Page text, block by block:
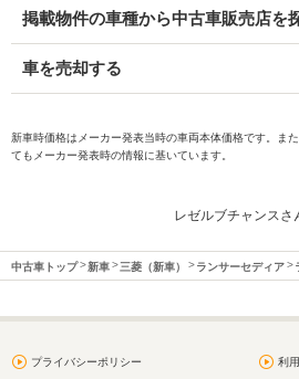
掲載物件の車種から中古車販売店を
車を売却する
新車時価格はメーカー発表当時の車両本体価格です。ま
てもメーカー発表時の情報に基いています。
レゼルブチャンス
中古車トップ 新車 三菱（新車） ランサーセディア
プライバシーポリシー 利